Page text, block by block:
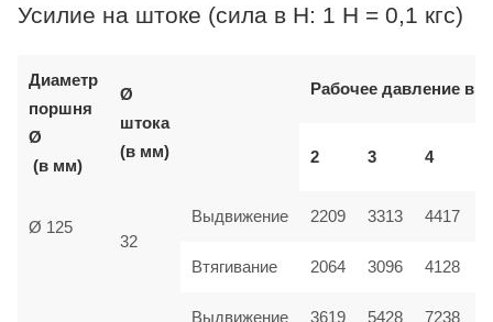
Усилие на штоке (сила в Н: 1 Н = 0,1 кгс)
Диаметр
поршня
Ø
(в мм)
Ø
штока
(в мм)
Рабочее давление в
2 3 4
Ø 125
32
Выдвижение 2209 3313 4417
Втягивание 2064 3096 4128
Выдвижение 3619 5428 7238